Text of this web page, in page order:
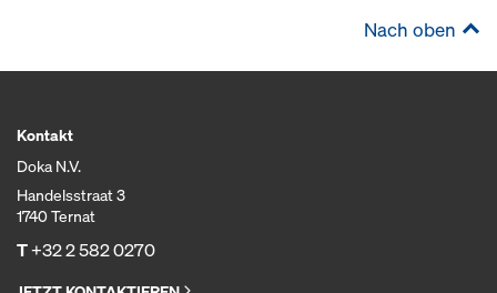
Nach oben
Kontakt
Doka N.V.
Handelsstraat 3
1740 Ternat
T+32 2 582 0270